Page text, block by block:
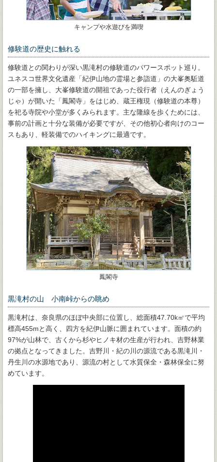
キャンプや水遊びを満喫
修験道の歴史に触れる
修験道との関わりが深い黒滝村の修験道のパワースポット巡り。
ユネスコ世界文化遺産「紀伊山地の霊場と参詣道」の大峯奥駈道
の一部を擁し、大峯修験道の開祖であった役行者（えんのぎょう
じゃ）が開いた「鳳閣寺」をはじめ、蔵王権現（修験道の本尊）
を祀る寺院や小堂が多くみられます。主な隆線を歩くためには、
事前の計画と十分な装備が必要ですが、その他初心者向けのコー
スもあり、軽装備でのハイキングに最適です。
鳳閣寺
黒滝村の山 小南峠からの眺め
黒滝村は、奈良県のほぼ中央部に位置し、総面積47.70k㎡で平均
標高455mと高く、四方を紀伊山脈に囲まれています。面積の約
97%が山林で、古くから杉やヒノキ材の生産が行われ、吉野林業
の拠点となってきました。吉野川・紀の川の源流である黒滝川・
丹生川の水源地であり、源流の村として水質保全・森林保全に努
めています。